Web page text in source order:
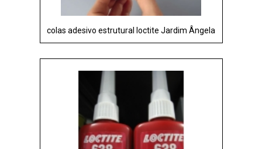
colas adesivo estrutural loctite Jardim Ângela